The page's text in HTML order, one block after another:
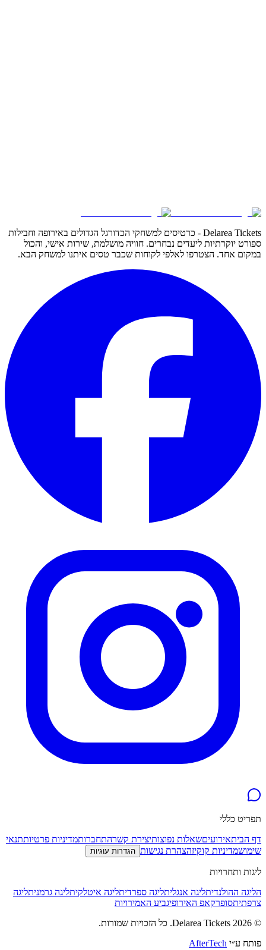
Delarea Tickets - כרטיסים למשחקי הכדורגל הגדולים באירופה וחבילות
ספורט יוקרתיות ליעדים נבחרים. חוויה מושלמת, שירות אישי, והכול
במקום אחד. הצטרפו לאלפי לקוחות שכבר טסים איתנו למשחק הבא.
תפריט כללי
דף הביתאירועיםשאלות נפוצותיצירת קשרהתחברותמדיניות פרטיותתנאי
שימושמדיניות קוקיזהצהרת נגישות הגדרות עוגיות
ליגות ותחרויות
הליגה ההולנדיתליגה אנגליתליגה ספרדיתליגה איטלקיתליגה גרמניתליגה
צרפתיתסופרקאפ האירופיגביע האמירויות
©
2026
Delarea Tickets
. כל הזכויות שמורות.
פותח ע״י AfterTech